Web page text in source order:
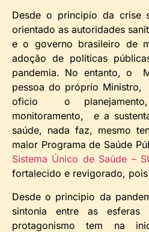
Desde o principio da crise
orientado as autoridades
e o governo brasileiro de
adoção de políticas
pandemia. No entanto, o
pessoa do próprio
oficio o
monitoramento, e a
saúde, nada faz, mesmo
maior Programa de Saúde
Sistema Único de Saúde –
fortalecido e revigorado,
Desde o principio da
sintonia entre as
protagonismo tem na